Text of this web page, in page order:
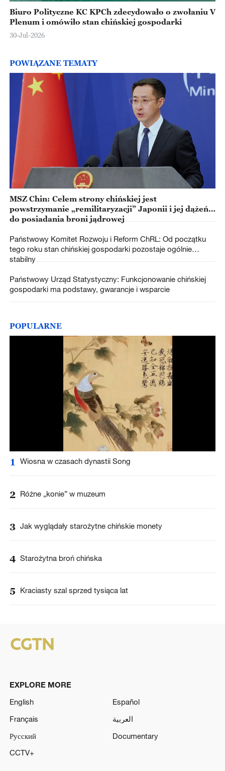
Biuro Polityczne KC KPCh zdecydowało o zwołaniu V
Plenum i omówiło stan chińskiej gospodarki
30-Jul-2026
POWIĄZANE TEMATY
MSZ Chin: Celem strony chińskiej jest
powstrzymanie „remilitaryzacji” Japonii i jej dążeń
do posiadania broni jądrowej
Państwowy Komitet Rozwoju i Reform ChRL: Od początku
tego roku stan chińskiej gospodarki pozostaje ogólnie
stabilny
Państwowy Urząd Statystyczny: Funkcjonowanie chińskiej
gospodarki ma podstawy, gwarancje i wsparcie
POPULARNE
1 Wiosna w czasach dynastii Song
2 Różne „konie” w muzeum
3 Jak wyglądały starożytne chińskie monety
4 Starożytna broń chińska
5 Kraciasty szal sprzed tysiąca lat
EXPLORE MORE
English
Español
Français
العربية
Русский
Documentary
CCTV+